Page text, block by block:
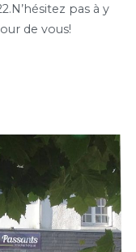
pas à y
de vous!